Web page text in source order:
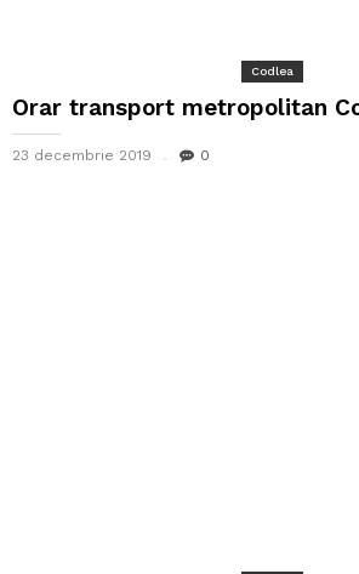
Codlea
Orar transport metropolitan
23 decembrie 2019 0